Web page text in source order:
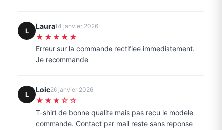
L
Laura14 janvier 2026
★★★★★
Erreur sur la commande rectifiee immediatement.
Je recommande
L
Loic26 janvier 2026
★★★☆☆
T-shirt de bonne qualite mais pas recu le modele
commande. Contact par mail reste sans reponse